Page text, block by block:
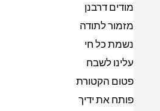
מודים דרבנן
מזמור לתודה
נשמת כל חי
עלינו לשבח
פטום הקטורת
פותח את ידיך